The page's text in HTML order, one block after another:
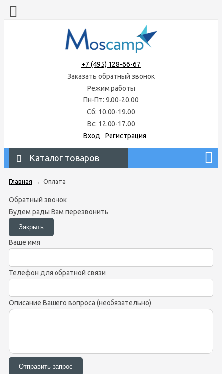
+7 (495) 128-66-67
Заказать обратный звонок
Режим работы
Пн-Пт: 9.00-20.00
Сб: 10.00-19.00
Вс: 12.00-17.00
Вход
Регистрация
Каталог товаров
Главная → Оплата
Обратный звонок
Будем рады Вам перезвонить
Ваше имя
Телефон для обратной связи
Описание Вашего вопроса (необязательно)